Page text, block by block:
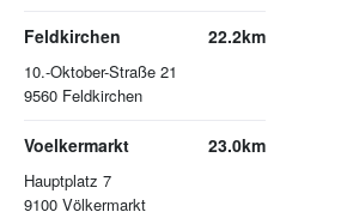
Feldkirchen
10.-Oktober-Straße 21
9560 Feldkirchen
22.2km
Voelkermarkt
Hauptplatz 7
9100 Völkermarkt
23.0km